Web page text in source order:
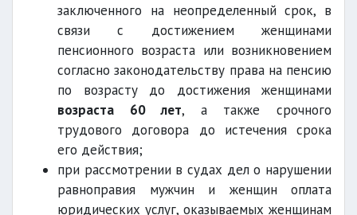
заключенного на неопределенный срок, в
связи с достижением женщинами
пенсионного возраста или возникновением
согласно законодательству права на пенсию
по возрасту до достижения женщинами
возраста 60 лет, а также срочного
трудового договора до истечения срока
его действия;
при рассмотрении в судах дел о нарушении
равноправия мужчин и женщин оплата
юридических услуг, оказываемых женщинам